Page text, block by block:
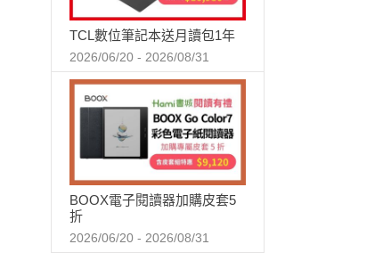
TCL數位筆記本送月讀包1年
2026/06/20 - 2026/08/31
BOOX電子閱讀器加購皮套5
折
2026/06/20 - 2026/08/31